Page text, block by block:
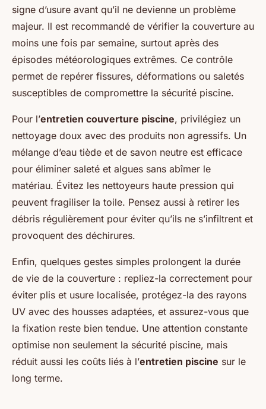
signe d’usure avant qu’il ne devienne un problème
majeur. Il est recommandé de vérifier la couverture au
moins une fois par semaine, surtout après des
épisodes météorologiques extrêmes. Ce contrôle
permet de repérer fissures, déformations ou saletés
susceptibles de compromettre la sécurité piscine.
Pour l’entretien couverture piscine, privilégiez un
nettoyage doux avec des produits non agressifs. Un
mélange d’eau tiède et de savon neutre est efficace
pour éliminer saleté et algues sans abîmer le
matériau. Évitez les nettoyeurs haute pression qui
peuvent fragiliser la toile. Pensez aussi à retirer les
débris régulièrement pour éviter qu’ils ne s’infiltrent et
provoquent des déchirures.
Enfin, quelques gestes simples prolongent la durée
de vie de la couverture : repliez-la correctement pour
éviter plis et usure localisée, protégez-la des rayons
UV avec des housses adaptées, et assurez-vous que
la fixation reste bien tendue. Une attention constante
optimise non seulement la sécurité piscine, mais
réduit aussi les coûts liés à l’entretien piscine sur le
long terme.